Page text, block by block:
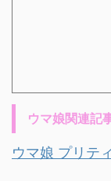
ウマ娘関連記
ウマ娘 プリテ